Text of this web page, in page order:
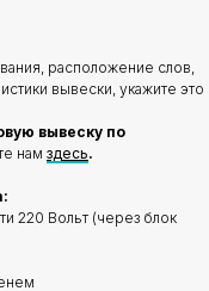
расположение слов,
вывески, укажите это
вывеску по
нам здесь.
220 Вольт (через блок